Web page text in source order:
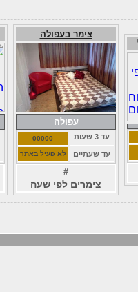
צימר בעפולה
עפולה
עד 3 שעות 00000
עד שעתיים לא פעיל באתר
#
צימרים לפי שעה